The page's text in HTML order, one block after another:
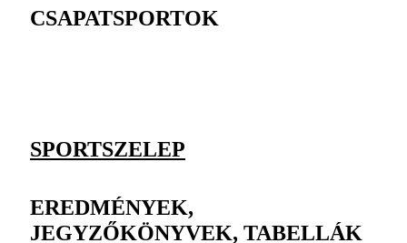
CSAPATSPORTOK
SPORTSZELEP
EREDMÉNYEK,
JEGYZŐKÖNYVEK, TABELLÁK